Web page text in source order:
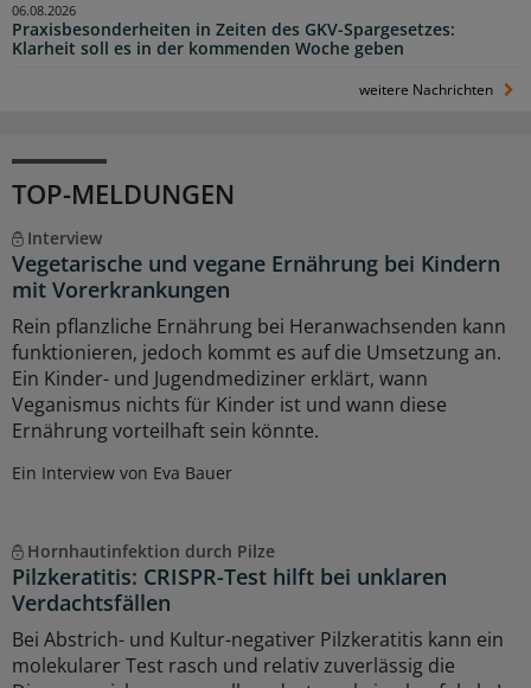
Praxisbesonderheiten in Zeiten des GKV-Spargesetzes:
Klarheit soll es in der kommenden Woche geben
06.08.2026
weitere Nachrichten
TOP-MELDUNGEN
Interview
Vegetarische und vegane Ernährung bei Kindern
mit Vorerkrankungen
Rein pflanzliche Ernährung bei Heranwachsenden kann
funktionieren, jedoch kommt es auf die Umsetzung an.
Ein Kinder- und Jugendmediziner erklärt, wann
Veganismus nichts für Kinder ist und wann diese
Ernährung vorteilhaft sein könnte.
Ein Interview von Eva Bauer
Hornhautinfektion durch Pilze
Pilzkeratitis: CRISPR-Test hilft bei unklaren
Verdachtsfällen
Bei Abstrich- und Kultur-negativer Pilzkeratitis kann ein
molekularer Test rasch und relativ zuverlässig die